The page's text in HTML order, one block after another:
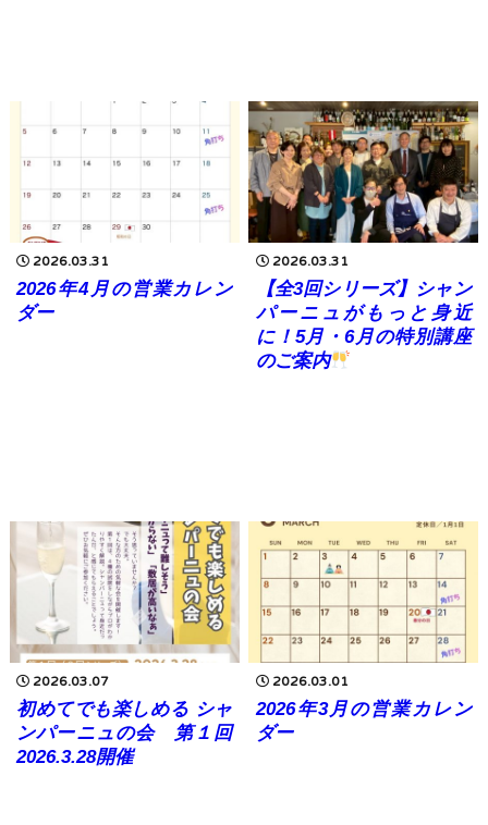
2026.03.31
2026年4月の営業カレン
ダー
2026.03.31
【全3回シリーズ】シャン
パーニュがもっと身近
に！5月・6月の特別講座
のご案内
2026.03.07
初めてでも楽しめる シャ
ンパーニュの会 第１回
2026.3.28開催
2026.03.01
2026年3月の営業カレン
ダー